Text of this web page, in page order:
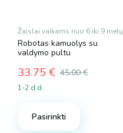
Žaislai vaikams nuo 6 iki 9 metų
Robotas kamuolys su
valdymo pultu
45.00€
Original
price
45.00 €.
33.75 €
Current
price
33.75 €.
1-2 d.d.
Pasirinkti